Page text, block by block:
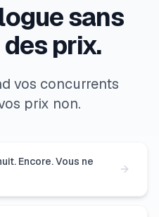
sans
prix.
vos concurrents
prix non.
Encore. Vous ne